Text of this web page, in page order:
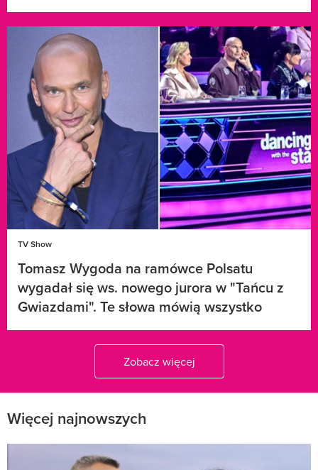
TV Show
Tomasz Wygoda na ramówce Polsatu
wygadał się ws. nowego jurora w "Tańcu z
Gwiazdami". Te słowa mówią wszystko
Zobacz więcej
Więcej najnowszych